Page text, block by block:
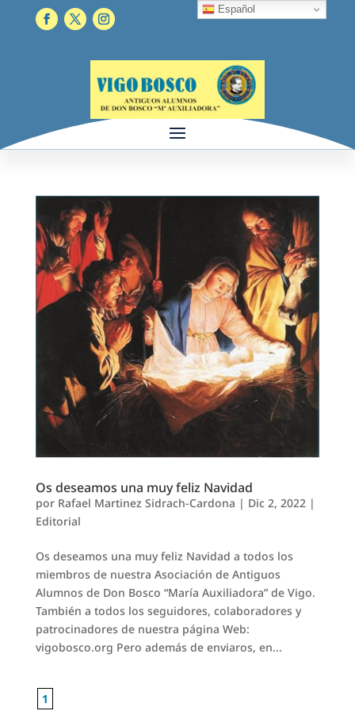
Os deseamos una muy feliz Navidad
por Rafael Martinez Sidrach-Cardona | Dic 2, 2022|
Editorial
Os deseamos una muy feliz Navidad a todos los
miembros de nuestra Asociación de Antiguos
Alumnos de Don Bosco “María Auxiliadora” de Vigo.
También a todos los seguidores, colaboradores y
patrocinadores de nuestra página Web:
vigobosco.org Pero además de enviaros, en...
1
Español